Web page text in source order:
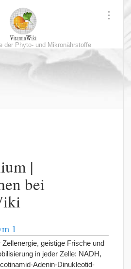
der Phyto- und Mikronährstoffe
|
bei
1
geistige Frische und
in jeder Zelle: NADH,
Adenin-Dinukleotid-